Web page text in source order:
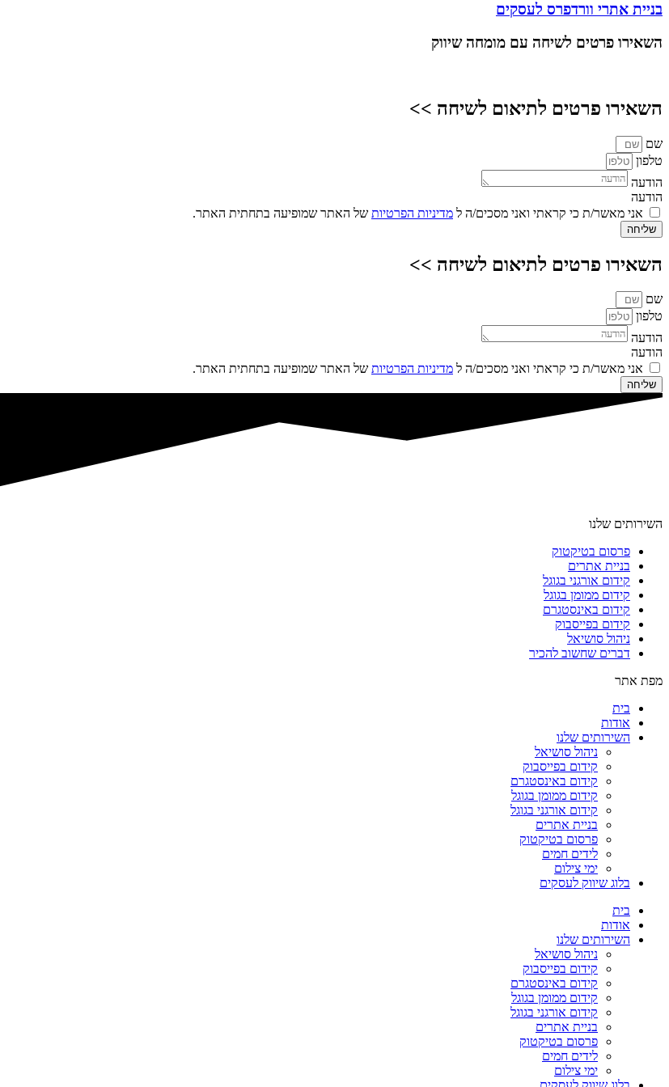
בניית אתרי וורדפרס לעסקים
השאירו פרטים לשיחה עם מומחה שיווק
השאירו פרטים לתיאום לשיחה >>
שם
טלפון
הודעה
הודעה
אני מאשר/ת כי קראתי ואני מסכים/ה ל מדיניות הפרטיות של האתר שמופיעה בתחתית האתר.
שליחה
השאירו פרטים לתיאום לשיחה >>
שם
טלפון
הודעה
הודעה
אני מאשר/ת כי קראתי ואני מסכים/ה ל מדיניות הפרטיות של האתר שמופיעה בתחתית האתר.
שליחה
השירותים שלנו
פרסום בטיקטוק
בניית אתרים
קידום אורגני בגוגל
קידום ממומן בגוגל
קידום באינסטגרם
קידום בפייסבוק
ניהול סושיאל
דברים שחשוב להכיר
מפת אתר
בית
אודות
השירותים שלנו
ניהול סושיאל
קידום בפייסבוק
קידום באינסטגרם
קידום ממומן בגוגל
קידום אורגני בגוגל
בניית אתרים
פרסום בטיקטוק
לידים חמים
ימי צילום
בלוג שיווק לעסקים
בית
אודות
השירותים שלנו
ניהול סושיאל
קידום בפייסבוק
קידום באינסטגרם
קידום ממומן בגוגל
קידום אורגני בגוגל
בניית אתרים
פרסום בטיקטוק
לידים חמים
ימי צילום